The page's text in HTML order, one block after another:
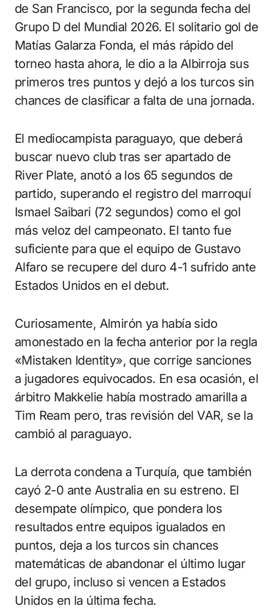
de San Francisco, por la segunda fecha del
Grupo D del Mundial 2026. El solitario gol de
Matías Galarza Fonda, el más rápido del
torneo hasta ahora, le dio a la Albirroja sus
primeros tres puntos y dejó a los turcos sin
chances de clasificar a falta de una jornada.
El mediocampista paraguayo, que deberá
buscar nuevo club tras ser apartado de
River Plate, anotó a los 65 segundos de
partido, superando el registro del marroquí
Ismael Saibari (72 segundos) como el gol
más veloz del campeonato. El tanto fue
suficiente para que el equipo de Gustavo
Alfaro se recupere del duro 4-1 sufrido ante
Estados Unidos en el debut.
Curiosamente, Almirón ya había sido
amonestado en la fecha anterior por la regla
«Mistaken Identity», que corrige sanciones
a jugadores equivocados. En esa ocasión, el
árbitro Makkelie había mostrado amarilla a
Tim Ream pero, tras revisión del VAR, se la
cambió al paraguayo.
La derrota condena a Turquía, que también
cayó 2-0 ante Australia en su estreno. El
desempate olímpico, que pondera los
resultados entre equipos igualados en
puntos, deja a los turcos sin chances
matemáticas de abandonar el último lugar
del grupo, incluso si vencen a Estados
Unidos en la última fecha.